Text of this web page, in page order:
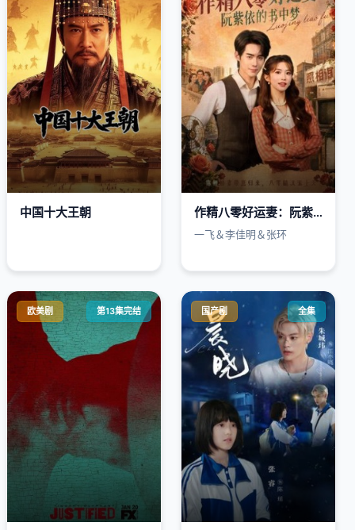
中国十大王朝 作精八零好运妻：阮紫依的书中梦
一飞＆李佳明＆张环
欧美剧 第13集完结 国产剧 全集